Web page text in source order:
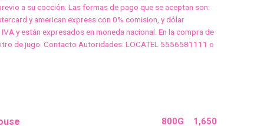
a su cocción. Las formas de pago que se aceptan son:
y american express con 0% comision, y dólar
y están expresados en moneda nacional. En la compra de
de jugo. Contacto Autoridades: LOCATEL 5556581111 o
800G 1,650